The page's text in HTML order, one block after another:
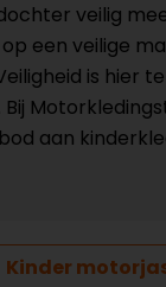
veilig
een veilige
is hier
aan
Kinder